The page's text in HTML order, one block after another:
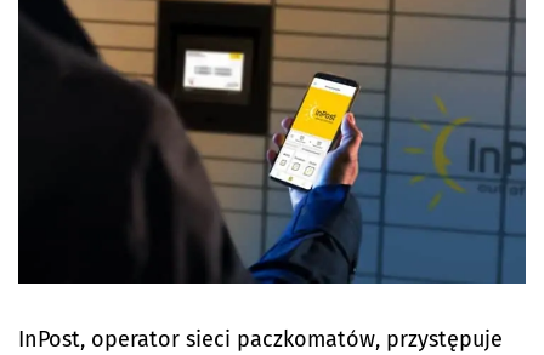
InPost, operator sieci paczkomatów, przystępuje